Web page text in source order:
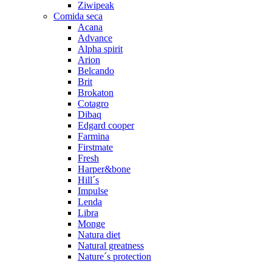
Ziwipeak
Comida seca
Acana
Advance
Alpha spirit
Arion
Belcando
Brit
Brokaton
Cotagro
Dibaq
Edgard cooper
Farmina
Firstmate
Fresh
Harper&bone
Hill´s
Impulse
Lenda
Libra
Monge
Natura diet
Natural greatness
Nature´s protection